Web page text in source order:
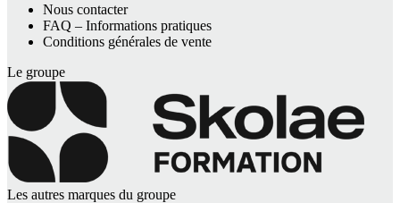
Nous contacter
FAQ – Informations pratiques
Conditions générales de vente
Le groupe
Les autres marques du groupe